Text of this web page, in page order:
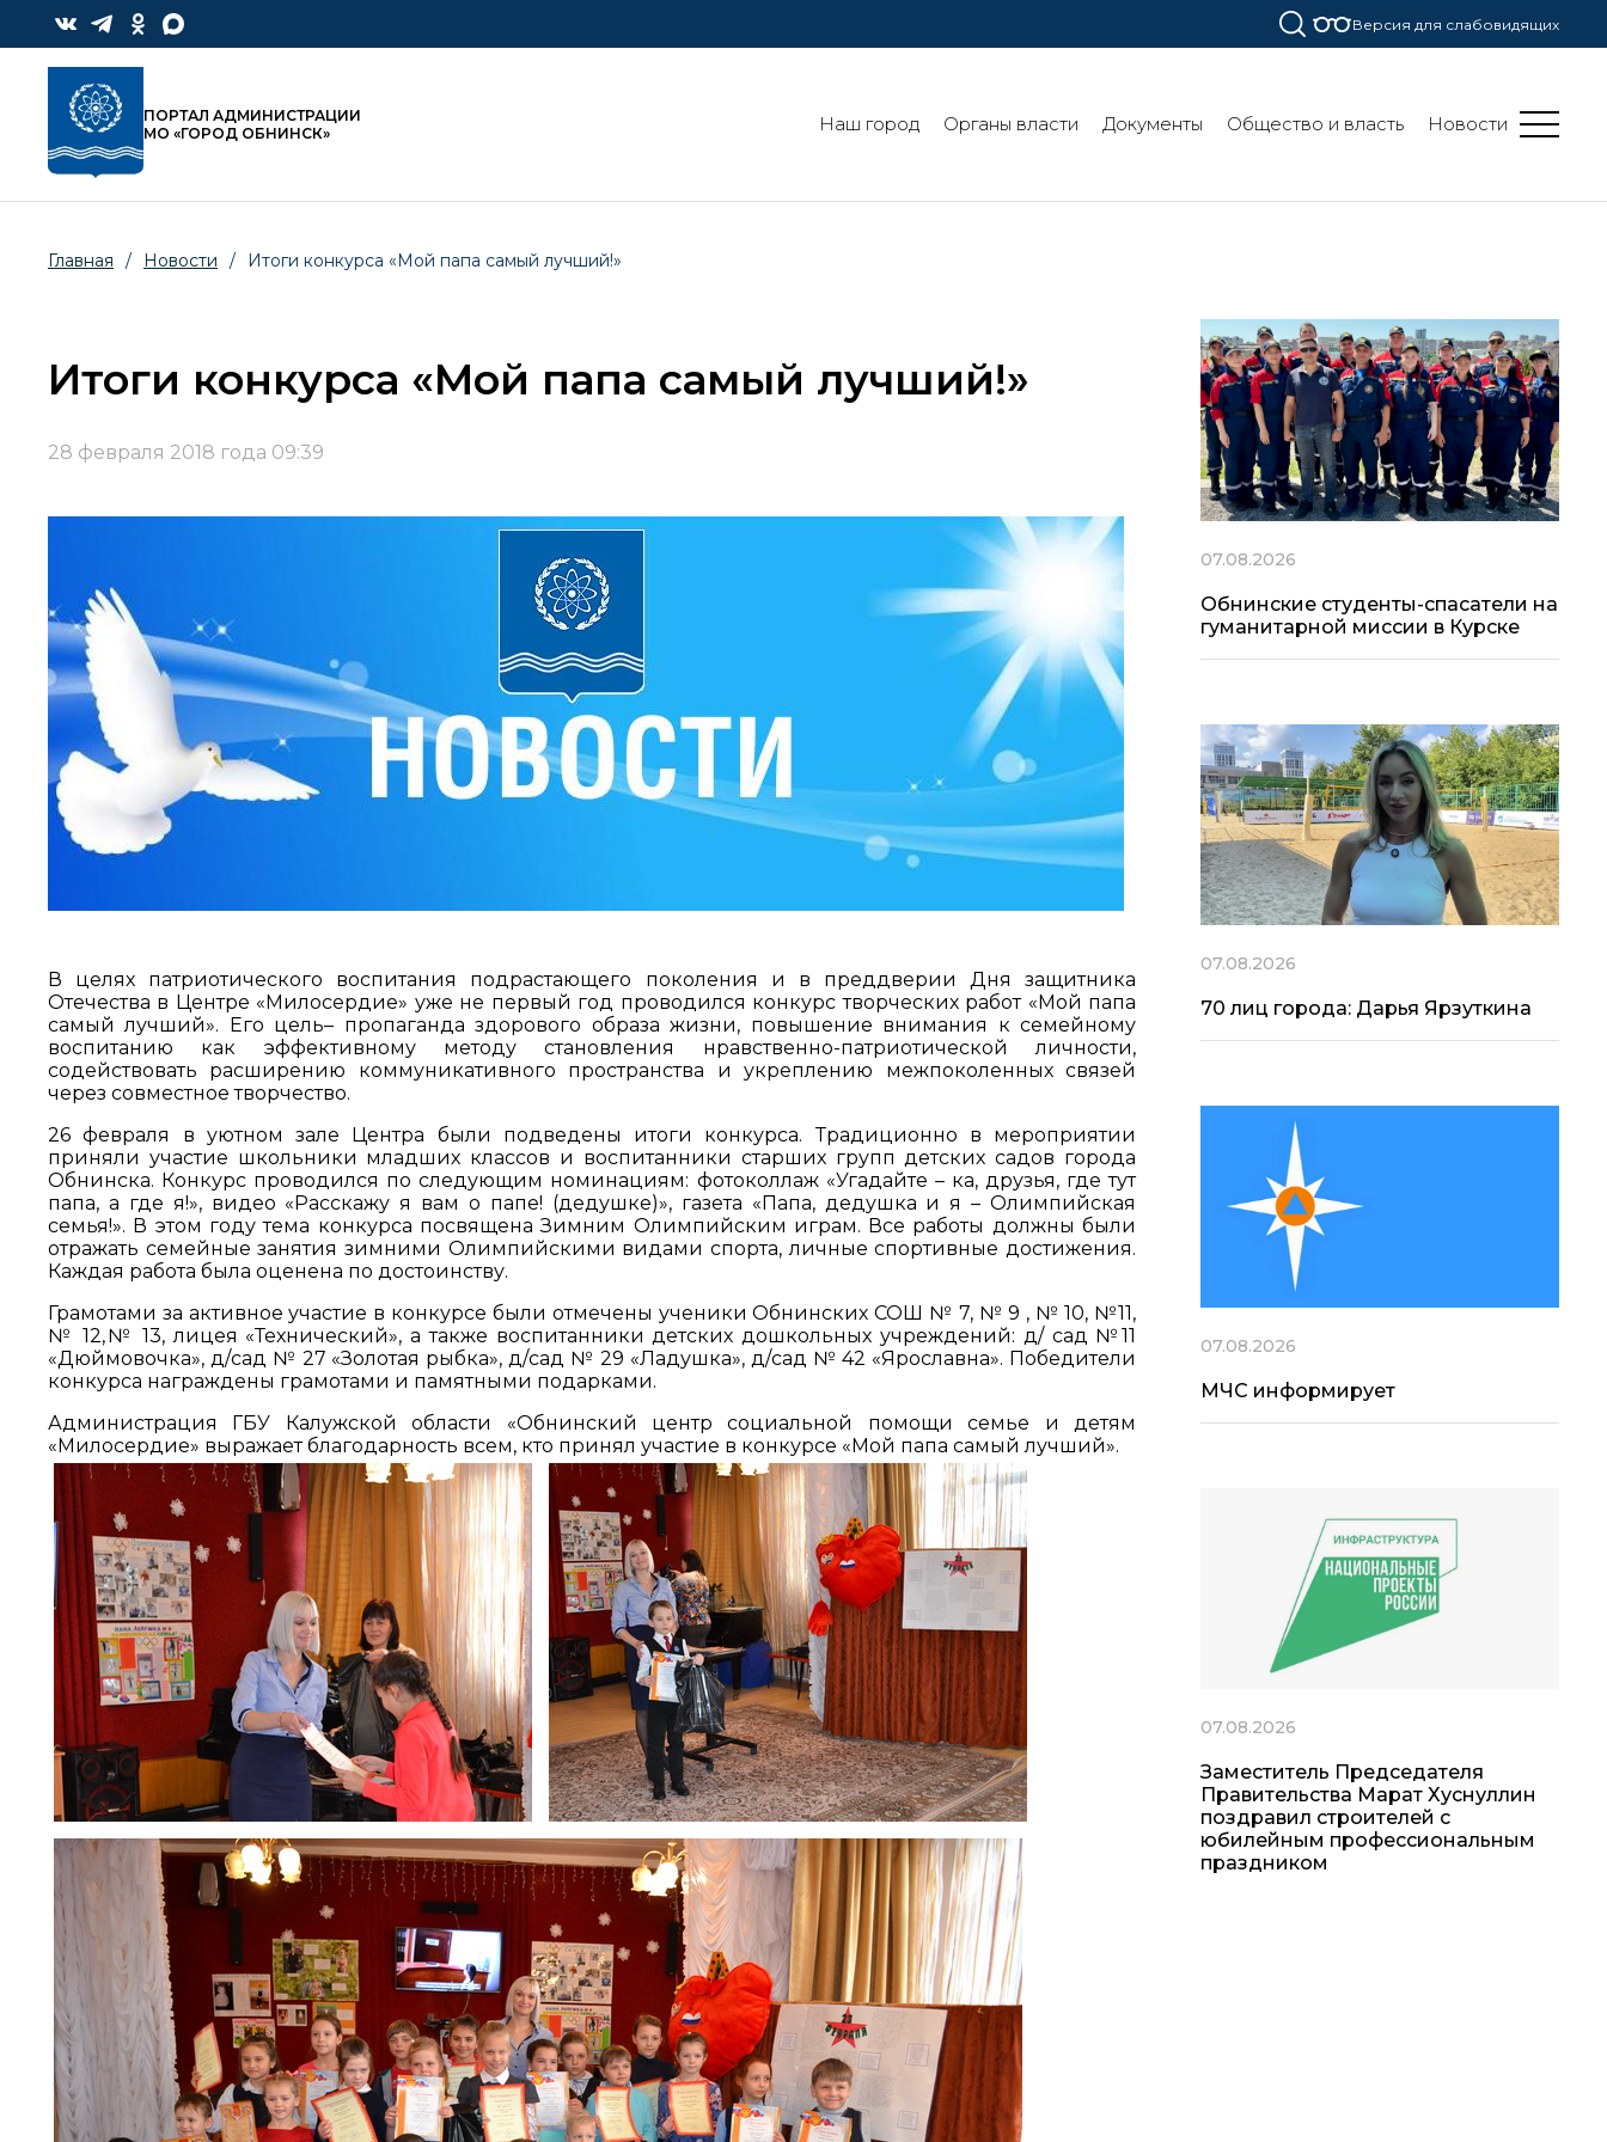
Версия для слабовидящих
ПОРТАЛ АДМИНИСТРАЦИИ
МО «ГОРОД ОБНИНСК»
Наш город Органы власти Документы Общество и власть Новости
Главная / Новости / Итоги конкурса «Мой папа самый лучший!»
Итоги конкурса «Мой папа самый лучший!»
28 февраля 2018 года 09:39
В целях патриотического воспитания подрастающего поколения и в преддверии Дня защитника
Отечества в Центре «Милосердие» уже не первый год проводился конкурс творческих работ «Мой папа
самый лучший». Его цель– пропаганда здорового образа жизни, повышение внимания к семейному
воспитанию как эффективному методу становления нравственно-патриотической личности,
содействовать расширению коммуникативного пространства и укреплению межпоколенных связей
через совместное творчество.
26 февраля в уютном зале Центра были подведены итоги конкурса. Традиционно в мероприятии
приняли участие школьники младших классов и воспитанники старших групп детских садов города
Обнинска. Конкурс проводился по следующим номинациям: фотоколлаж «Угадайте – ка, друзья, где тут
папа, а где я!», видео «Расскажу я вам о папе! (дедушке)», газета «Папа, дедушка и я – Олимпийская
семья!». В этом году тема конкурса посвящена Зимним Олимпийским играм. Все работы должны были
отражать семейные занятия зимними Олимпийскими видами спорта, личные спортивные достижения.
Каждая работа была оценена по достоинству.
Грамотами за активное участие в конкурсе были отмечены ученики Обнинских СОШ № 7, № 9 , № 10, №11,
№ 12,№ 13, лицея «Технический», а также воспитанники детских дошкольных учреждений: д/ сад №11
«Дюймовочка», д/сад № 27 «Золотая рыбка», д/сад № 29 «Ладушка», д/сад № 42 «Ярославна». Победители
конкурса награждены грамотами и памятными подарками.
Администрация ГБУ Калужской области «Обнинский центр социальной помощи семье и детям
«Милосердие» выражает благодарность всем, кто принял участие в конкурсе «Мой папа самый лучший».
07.08.2026
Обнинские студенты-спасатели на
гуманитарной миссии в Курске
07.08.2026
70 лиц города: Дарья Ярзуткина
07.08.2026
МЧС информирует
07.08.2026
Заместитель Председателя
Правительства Марат Хуснуллин
поздравил строителей с
юбилейным профессиональным
праздником